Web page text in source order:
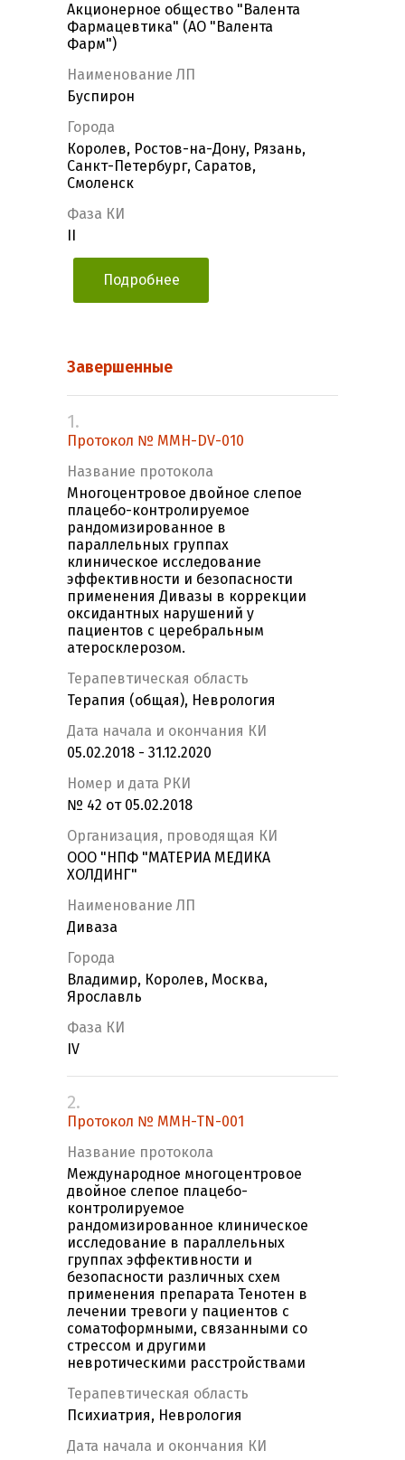
Акционерное общество "Валента
Фармацевтика" (АО "Валента
Фарм")
Наименование ЛП
Буспирон
Города
Королев, Ростов-на-Дону, Рязань,
Санкт-Петербург, Саратов,
Смоленск
Фаза КИ
Подробнее
Завершенные
1.
Протокол № MMH-DV-010
Название протокола
Многоцентровое двойное слепое
плацебо-контролируемое
рандомизированное в
параллельных группах
клиническое исследование
эффективности и безопасности
применения Дивазы в коррекции
оксидантных нарушений у
пациентов с церебральным
атеросклерозом.
Терапевтическая область
Терапия (общая), Неврология
Дата начала и окончания КИ
05.02.2018 - 31.12.2020
Номер и дата РКИ
№ 42 от 05.02.2018
Организация, проводящая КИ
ООО "НПФ "МАТЕРИА МЕДИКА
ХОЛДИНГ"
Наименование ЛП
Диваза
Города
Владимир, Королев, Москва,
Ярославль
Фаза КИ
IV
2.
Протокол № MMH-TN-001
Название протокола
Международное многоцентровое
двойное слепое плацебо-
контролируемое
рандомизированное клиническое
исследование в параллельных
группах эффективности и
безопасности различных схем
применения препарата Тенотен в
лечении тревоги у пациентов с
соматоформными, связанными со
стрессом и другими
невротическими расстройствами
Терапевтическая область
Психиатрия, Неврология
Дата начала и окончания КИ